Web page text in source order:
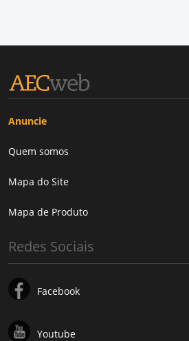
Anuncie
Quem somos
Mapa do Site
Mapa de Produto
Redes Sociais
Facebook
Youtube